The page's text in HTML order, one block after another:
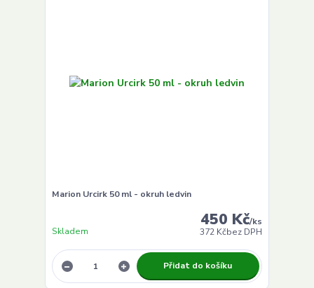
Marion Urcirk 50 ml - okruh ledvin
450 Kč/ks
372 Kčbez DPH
Skladem
Přidat do košíku